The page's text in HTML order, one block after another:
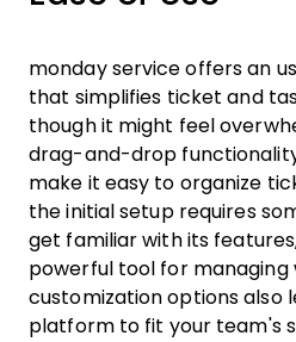
monday service offers an
that simplifies ticket and
though it might feel
drag-and-drop
make it easy to organize
the initial setup requires
get familiar with its
powerful tool for managing
customization options also
platform to fit your team's